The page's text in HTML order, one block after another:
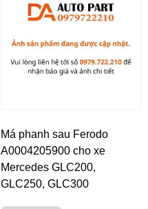
Má phanh sau Ferodo
A0004205900 cho xe
Mercedes GLC200,
GLC250, GLC300